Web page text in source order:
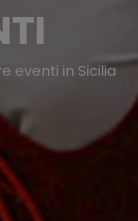
eventi in Sicilia